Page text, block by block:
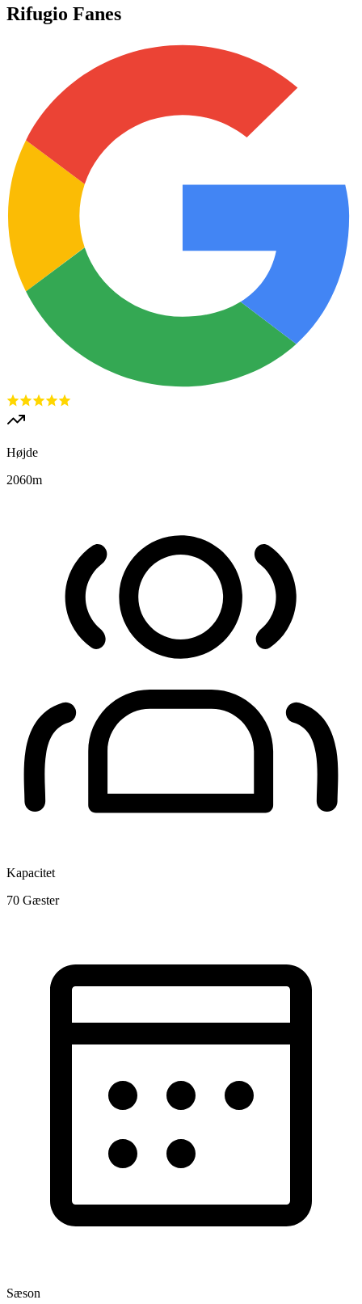
Rifugio Fanes
Højde
2060m
Kapacitet
70 Gæster
Sæson